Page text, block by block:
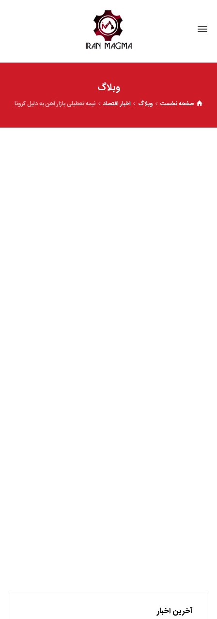
وبلاگ
صفحه نخست وبلاگ اخبار اقتصاد نیمه تعطیلی بازار آهن به دلیل کرونا
آخرین اخبار